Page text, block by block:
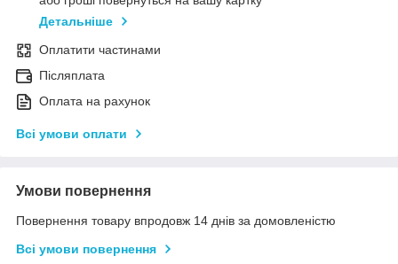
Детальніше
Оплатити частинами
Післяплата
Оплата на рахунок
Всі умови оплати
Умови повернення
Повернення товару впродовж 14 днів за домовленістю
Всі умови повернення